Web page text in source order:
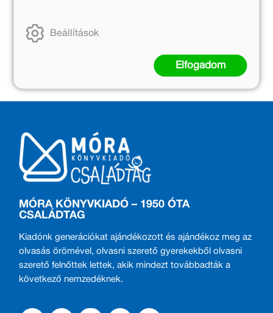
...egy nagyon szerethető ifjúsági regény,
MÓRA KÖNYVKIADÓ – 1950 ÓTA
CSALÁDTAG
Kiadónk generációkat ajándékozott és ajándékoz meg az
olvasás örömével, olvasni szerető gyerekekből olvasni
szerető felnőttek lettek, akik mindezt továbbadták a
következő nemzedéknek.
Beállítások
Elfogadom